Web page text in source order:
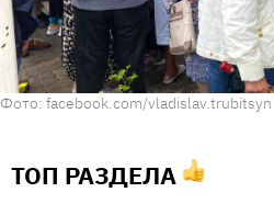
Фото: facebook.com/vladislav.trubitsyn
ТОП РАЗДЕЛА